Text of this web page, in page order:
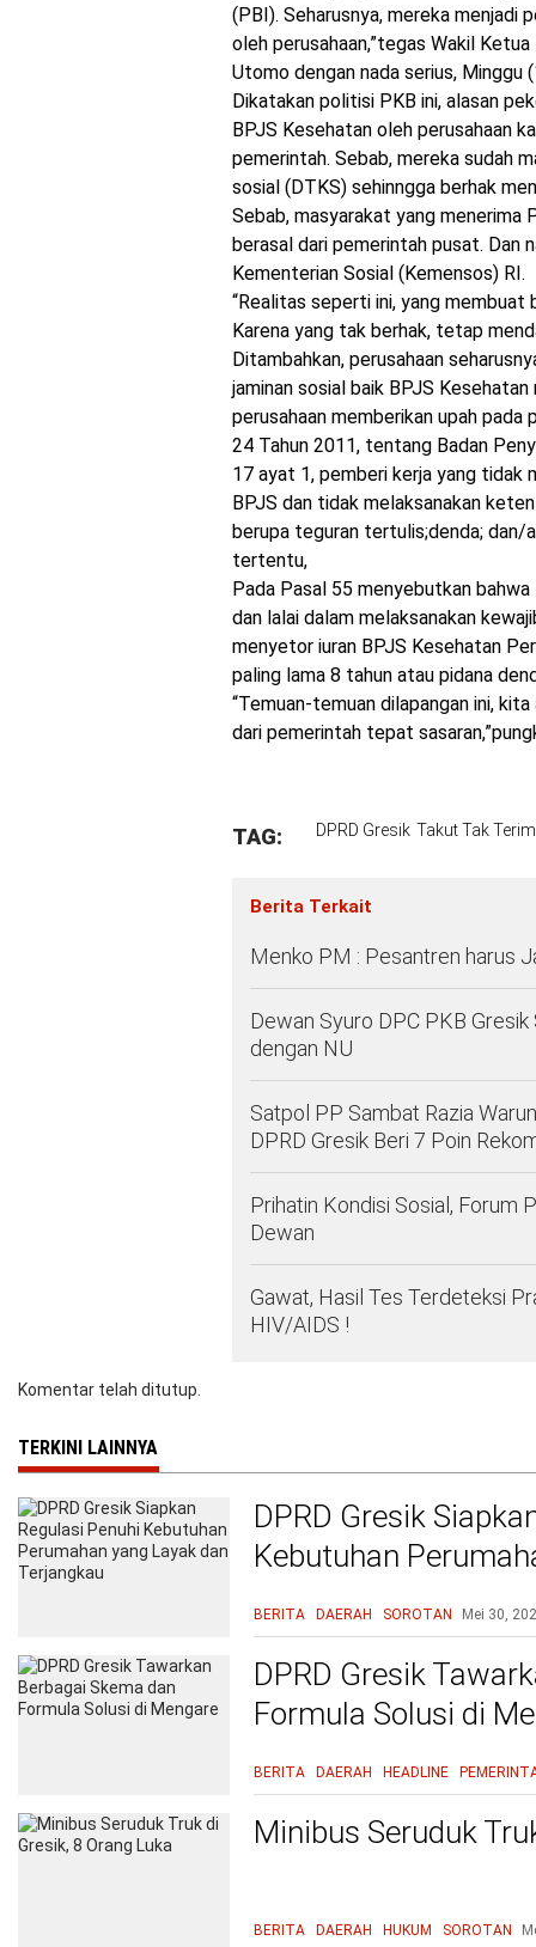
(PBI). Seharusnya, mereka menjadi
oleh perusahaan,”tegas Wakil
Utomo dengan nada serius,
Dikatakan politisi PKB ini, alasan
BPJS Kesehatan oleh perusahaan
pemerintah. Sebab, mereka sudah
sosial (DTKS) sehinngga berhak
Sebab, masyarakat yang menerima
berasal dari pemerintah pusat. Dan
Kementerian Sosial (Kemensos) RI.
“Realitas seperti ini, yang
Karena yang tak berhak, tetap
Ditambahkan, perusahaan
jaminan sosial baik BPJS
perusahaan memberikan upah pada
24 Tahun 2011, tentang Badan
17 ayat 1, pemberi kerja yang tidak
BPJS dan tidak melaksanakan
berupa teguran tertulis;denda;
tertentu,
Pada Pasal 55 menyebutkan
dan lalai dalam melaksanakan
menyetor iuran BPJS Kesehatan
paling lama 8 tahun atau pidana
“Temuan-temuan dilapangan ini,
dari pemerintah tepat
TAG: DPRD Gresik Takut Tak
Berita Terkait
Menko PM : Pesantren harus
Dewan Syuro DPC PKB
dengan NU
Satpol PP Sambat Razia
DPRD Gresik Beri 7 Poin
Prihatin Kondisi Sosial, Forum
Dewan
Gawat, Hasil Tes Terdeteksi
HIV/AIDS !
Komentar telah ditutup.
TERKINI LAINNYA
DPRD Gresik
Kebutuhan
BERITA DAERAH SOROTAN Mei 30,
DPRD Gresik
Formula Solusi di
BERITA DAERAH HEADLINE
Minibus Seruduk
BERITA DAERAH HUKUM SOROTAN